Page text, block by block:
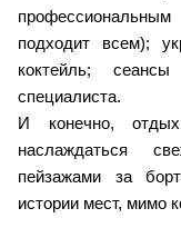
подходит всем);
коктейль;
специалиста.
И конечно,
наслаждаться
пейзажами за
истории мест, мимо